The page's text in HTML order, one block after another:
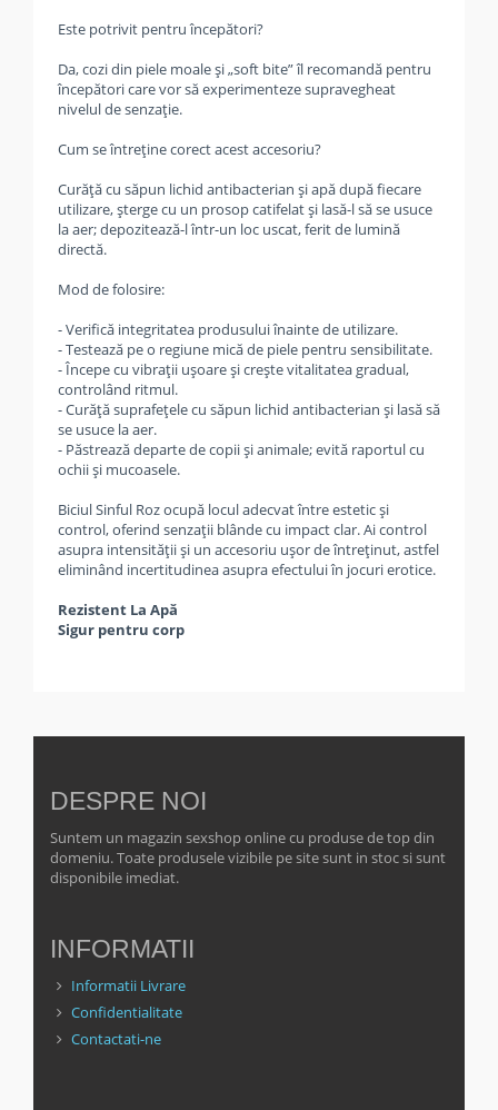
Este potrivit pentru începători?
Da, cozi din piele moale și „soft bite” îl recomandă pentru
începători care vor să experimenteze supravegheat
nivelul de senzație.
Cum se întreține corect acest accesoriu?
Curăță cu săpun lichid antibacterian și apă după fiecare
utilizare, șterge cu un prosop catifelat și lasă-l să se usuce
la aer; depozitează-l într-un loc uscat, ferit de lumină
directă.
Mod de folosire:
- Verifică integritatea produsului înainte de utilizare.
- Testează pe o regiune mică de piele pentru sensibilitate.
- Începe cu vibrații ușoare și crește vitalitatea gradual,
controlând ritmul.
- Curăță suprafețele cu săpun lichid antibacterian și lasă să
se usuce la aer.
- Păstrează departe de copii și animale; evită raportul cu
ochii și mucoasele.
Biciul Sinful Roz ocupă locul adecvat între estetic și
control, oferind senzații blânde cu impact clar. Ai control
asupra intensității și un accesoriu ușor de întreținut, astfel
eliminând incertitudinea asupra efectului în jocuri erotice.
Rezistent La Apă
Sigur pentru corp
DESPRE NOI
Suntem un magazin sexshop online cu produse de top din
domeniu. Toate produsele vizibile pe site sunt in stoc si sunt
disponibile imediat.
INFORMATII
Informatii Livrare
Confidentialitate
Contactati-ne